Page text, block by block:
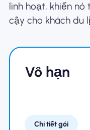
Giới thiệu về
linh hoạt, khiến
cậy cho khách du
Vô hạn
Chi tiết gói